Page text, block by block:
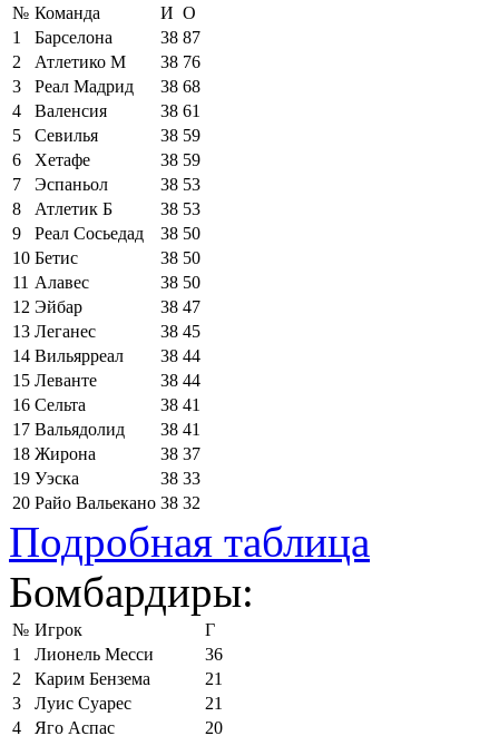
№ Команда И О
1
Барселона 38 87
2
Атлетико М 38 76
3
Реал Мадрид 38 68
4
Валенсия 38 61
5
Севилья 38 59
6
Хетафе 38 59
7
Эспаньол 38 53
8
Атлетик Б 38 53
9
Реал Сосьедад 38 50
10 Бетис 38 50
11 Алавес 38 50
12 Эйбар 38 47
13 Леганес 38 45
14 Вильярреал 38 44
15 Леванте 38 44
16 Сельта 38 41
17 Вальядолид 38 41
18 Жирона 38 37
19 Уэска 38 33
20 Райо Вальекано 38 32
Подробная таблица
Бомбардиры:
№ Игрок
Г
1
Лионель Месси
36
2
Карим Бензема
21
3
Луис Суарес
21
4
Яго Аспас 20